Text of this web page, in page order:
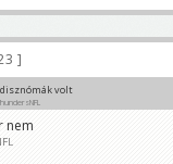
disznómák volt
már
nem